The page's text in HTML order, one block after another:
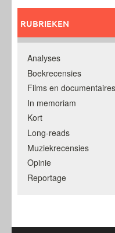
RUBRIEKEN
Analyses
Boekrecensies
Films en documentaires
In memoriam
Kort
Long-reads
Muziekrecensies
Opinie
Reportage